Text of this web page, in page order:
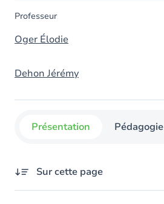
Professeur
Oger Élodie
Dehon Jérémy
Présentation Pédagogie
Sur cette page